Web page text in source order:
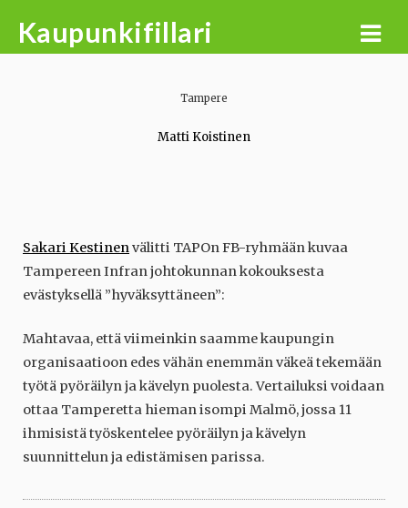
Kaupunkifillari
Tampere
Matti Koistinen
Sakari Kestinenvälitti TAPOn FB-ryhmään kuvaa
Tampereen Infran johtokunnan kokouksesta
evästyksellä ”hyväksyttäneen”:
Mahtavaa, että viimeinkin saamme kaupungin
organisaatioon edes vähän enemmän väkeä tekemään
työtä pyöräilyn ja kävelyn puolesta. Vertailuksi voidaan
ottaa Tamperetta hieman isompi Malmö, jossa 11
ihmisistä työskentelee pyöräilyn ja kävelyn
suunnittelun ja edistämisen parissa.